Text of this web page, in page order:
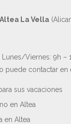
Altea La Vella
Viernes: 9h –
puede contactar en
sus vacaciones
en Altea
en Altea